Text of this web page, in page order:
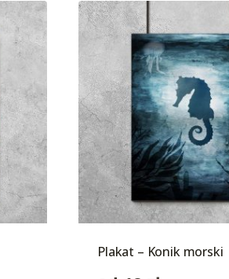
Plakat – Konik morski